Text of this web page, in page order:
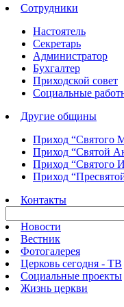
Сотрудники
Настоятель
Секретарь
Администратор
Бухгалтер
Приходской совет
Социальные
Другие общины
Приход “Святого
Приход “Святой
Приход “Святого
Приход
Контакты
Новости
Вестник
Фотогалерея
Церковь сегодня - ТВ
Социальные проекты
Жизнь церкви